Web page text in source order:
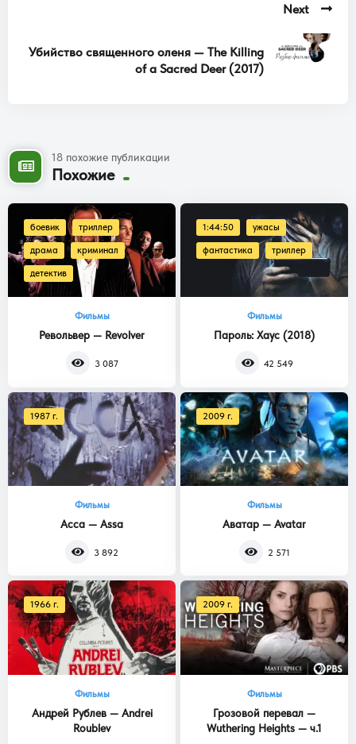
Next
Убийство священного оленя — The Killing
of a Sacred Deer (2017)
18 похожие публикации
Похожие
боевик триллер
драма криминал
детектив
Фильмы
Револьвер — Revolver
3 087
1:44:50 ужасы
фантастика триллер
Фильмы
Пароль: Хаус (2018)
42 549
1987 г.
Фильмы
Асса — Assa
3 892
2009 г.
Фильмы
Аватар — Avatar
2 571
1966 г.
Фильмы
Андрей Рублев — Andrei
Roublev
2009 г.
Фильмы
Грозовой перевал —
Wuthering Heights — ч.1